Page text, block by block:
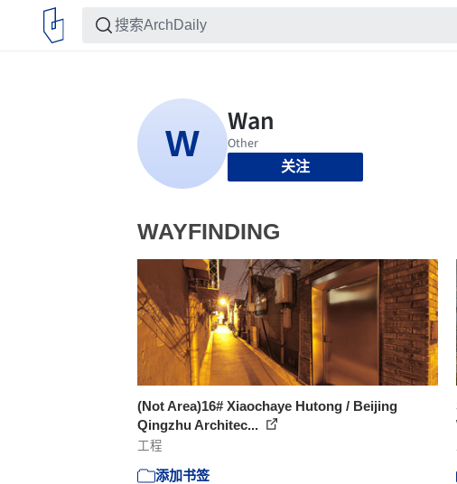
关注
WAYFINDING
(Not Area)16# Xiaochaye Hutong / Beijing
Qingzhu Architec...
工程
添加书签